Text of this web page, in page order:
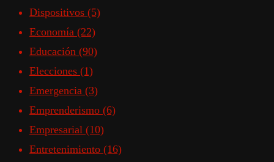
Dispositivos (5)
Economía (22)
Educación (90)
Elecciones (1)
Emergencia (3)
Emprenderismo (6)
Empresarial (10)
Entretenimiento (16)